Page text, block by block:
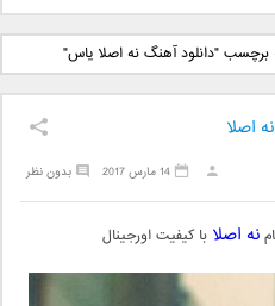
دانلود آهنگ جدید علی
یاسینی بنام دورترین نزدیک
برچسب "دانلود آهنگ نه اصلا یاس"
اصلا
بدون نظر 14 مارس 2017
نه اصلا با کیفیت اورجینال